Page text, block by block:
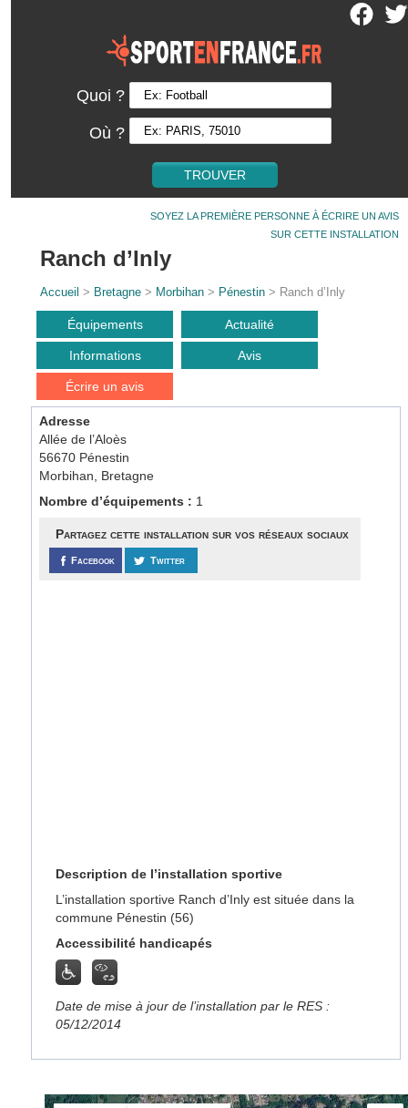
Quoi ?
Où ?
SOYEZ LA PREMIÈRE PERSONNE À ÉCRIRE UN AVIS
SUR CETTE INSTALLATION
Ranch d’Inly
Accueil > Bretagne > Morbihan > Pénestin > Ranch d’Inly
Équipements Actualité
Informations Avis
Écrire un avis
Adresse
Allée de l’Aloès
56670 Pénestin
Morbihan, Bretagne
Nombre d’équipements : 1
Partagez cette installation sur vos réseaux sociaux
Facebook Twitter
Description de l’installation sportive
L’installation sportive Ranch d’Inly est située dans la
commune Pénestin (56)
Accessibilité handicapés
Date de mise à jour de l’installation par le RES :
05/12/2014